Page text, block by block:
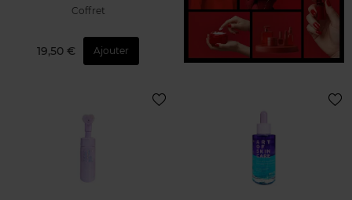
Coffret
19,50 € Ajouter